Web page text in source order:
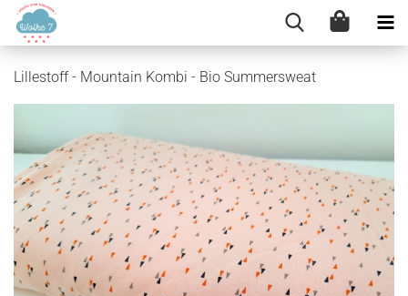
Lillestoff - Mountain Kombi - Bio Summersweat